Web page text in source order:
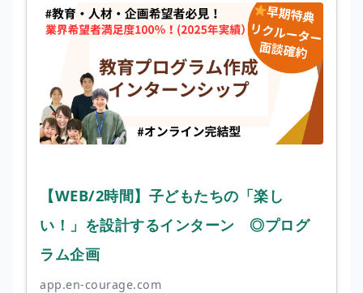
【WEB/2時間】子どもたちの「楽し
い！」を設計するインターン ◎プログ
ラム企画
app.en-courage.com